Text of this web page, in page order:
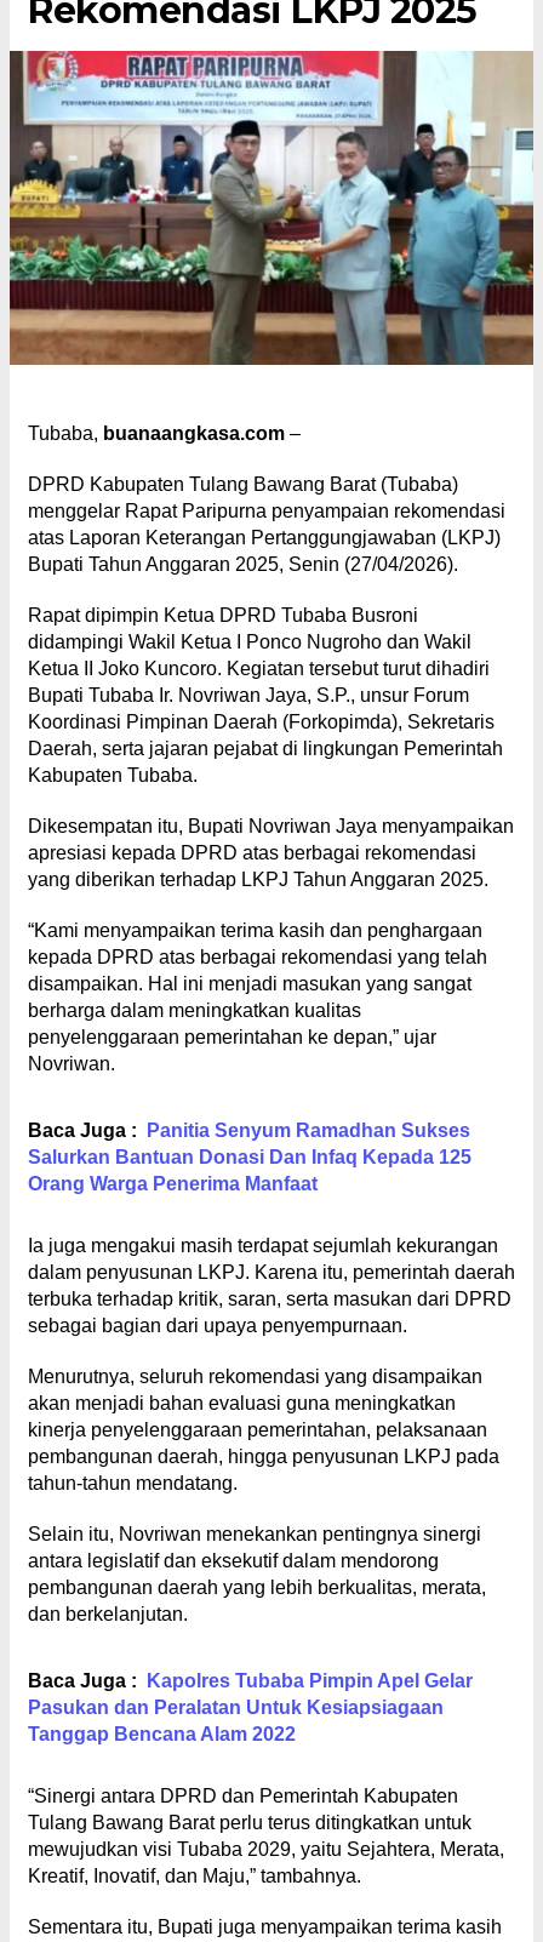
Rekomendasi LKPJ 2025
Tubaba, buanaangkasa.com –
DPRD Kabupaten Tulang Bawang Barat (Tubaba)
menggelar Rapat Paripurna penyampaian rekomendasi
atas Laporan Keterangan Pertanggungjawaban (LKPJ)
Bupati Tahun Anggaran 2025, Senin (27/04/2026).
Rapat dipimpin Ketua DPRD Tubaba Busroni
didampingi Wakil Ketua I Ponco Nugroho dan Wakil
Ketua II Joko Kuncoro. Kegiatan tersebut turut dihadiri
Bupati Tubaba Ir. Novriwan Jaya, S.P., unsur Forum
Koordinasi Pimpinan Daerah (Forkopimda), Sekretaris
Daerah, serta jajaran pejabat di lingkungan Pemerintah
Kabupaten Tubaba.
Dikesempatan itu, Bupati Novriwan Jaya menyampaikan
apresiasi kepada DPRD atas berbagai rekomendasi
yang diberikan terhadap LKPJ Tahun Anggaran 2025.
“Kami menyampaikan terima kasih dan penghargaan
kepada DPRD atas berbagai rekomendasi yang telah
disampaikan. Hal ini menjadi masukan yang sangat
berharga dalam meningkatkan kualitas
penyelenggaraan pemerintahan ke depan,” ujar
Novriwan.
Baca Juga :
Panitia Senyum Ramadhan Sukses
Salurkan Bantuan Donasi Dan Infaq Kepada 125
Orang Warga Penerima Manfaat
Ia juga mengakui masih terdapat sejumlah kekurangan
dalam penyusunan LKPJ. Karena itu, pemerintah daerah
terbuka terhadap kritik, saran, serta masukan dari DPRD
sebagai bagian dari upaya penyempurnaan.
Menurutnya, seluruh rekomendasi yang disampaikan
akan menjadi bahan evaluasi guna meningkatkan
kinerja penyelenggaraan pemerintahan, pelaksanaan
pembangunan daerah, hingga penyusunan LKPJ pada
tahun-tahun mendatang.
Selain itu, Novriwan menekankan pentingnya sinergi
antara legislatif dan eksekutif dalam mendorong
pembangunan daerah yang lebih berkualitas, merata,
dan berkelanjutan.
Baca Juga :
Kapolres Tubaba Pimpin Apel Gelar
Pasukan dan Peralatan Untuk Kesiapsiagaan
Tanggap Bencana Alam 2022
“Sinergi antara DPRD dan Pemerintah Kabupaten
Tulang Bawang Barat perlu terus ditingkatkan untuk
mewujudkan visi Tubaba 2029, yaitu Sejahtera, Merata,
Kreatif, Inovatif, dan Maju,” tambahnya.
Sementara itu, Bupati juga menyampaikan terima kasih